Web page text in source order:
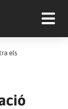
els